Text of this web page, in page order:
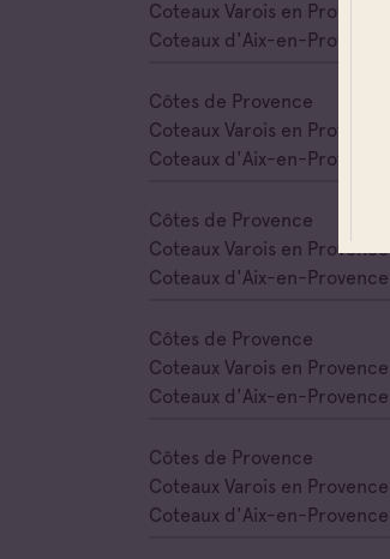
Coteaux Varois en Provence
Coteaux d'Aix-en-Provence
Côtes de Provence
Coteaux Varois en Provence
Coteaux d'Aix-en-Provence
Côtes de Provence
Coteaux Varois en Provence
Coteaux d'Aix-en-Provence
Côtes de Provence
Coteaux Varois en Provence
Coteaux d'Aix-en-Provence
Côtes de Provence
Coteaux Varois en Provence
Coteaux d'Aix-en-Provence